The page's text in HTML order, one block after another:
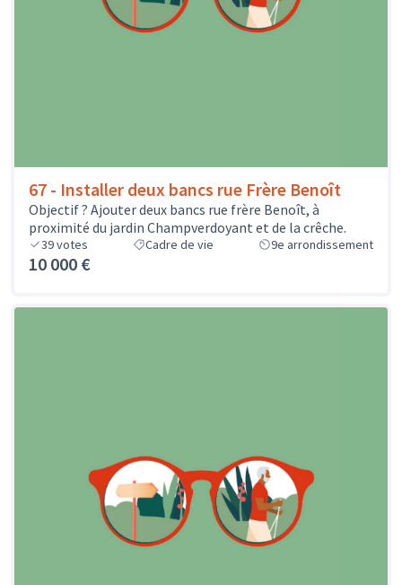
67 - Installer deux bancs rue Frère Benoît
Objectif ? Ajouter deux bancs rue frère Benoît, à
proximité du jardin Champverdoyant et de la crêche.
39votes Cadre de vie 9e arrondissement
10 000 €